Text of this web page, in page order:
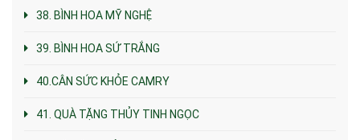
38. BÌNH HOA MỸ NGHỆ
39. BÌNH HOA SỨ TRẮNG
40.CÂN SỨC KHỎE CAMRY
41. QUÀ TẶNG THỦY TINH NGỌC